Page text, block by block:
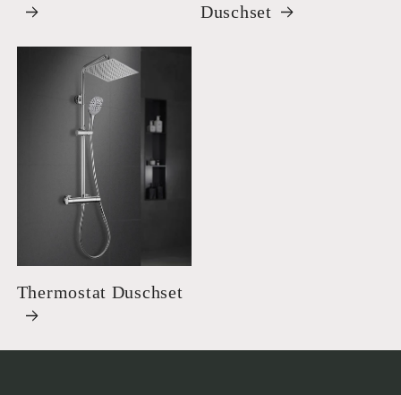
Duschset
Thermostat Duschset